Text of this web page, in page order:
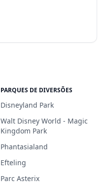
PARQUES DE DIVERSÕES
Disneyland Park
Walt Disney World - Magic
Kingdom Park
Phantasialand
Efteling
Parc Asterix